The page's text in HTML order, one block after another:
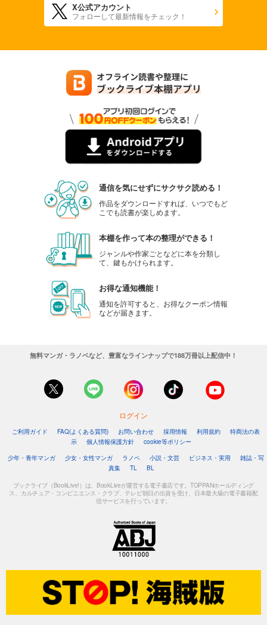
X公式アカウント
フォローして最新情報をチェック！
通信を気にせずにサクサク読める！
作品をダウンロードすれば、いつでもど
こでも読書が楽しめます。
本棚を作って本の整理ができる！
ジャンルや作家ごとなどに本を分類し
て、鍵もかけられます。
お得な通知機能！
通知を許可すると、お得なクーポン情報
などが届きます。
無料マンガ・ラノベなど、豊富なラインナップで188万冊以上配信中！
ログイン
ご利用ガイド FAQ(よくある質問) お問い合わせ 採用情報 利用規約
特商法の表
示
個人情報保護方針
cookie等ポリシー
少年・青年マンガ
少女・女性マンガ ラノベ 小説・文芸 ビジネス・実用
雑誌・写
真集
TL BL
ブックライブ（BookLive!）は、BookLiveが運営する電子書店です。TOPPANホールディング
ス、カルチュア・コンビニエンス・クラブ、テレビ朝日の出資を受け、日本最大級の電子書籍配
信サービスを行っています。